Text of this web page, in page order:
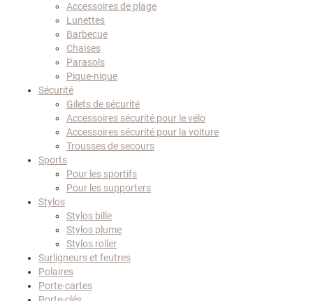
Accessoires de plage
Lunettes
Barbecue
Chaises
Parasols
Pique-nique
Sécurité
Gilets de sécurité
Accessoires sécurité pour le vélo
Accessoires sécurité pour la voiture
Trousses de secours
Sports
Pour les sportifs
Pour les supporters
Stylos
Stylos bille
Stylos plume
Stylos roller
Surligneurs et feutres
Polaires
Porte-cartes